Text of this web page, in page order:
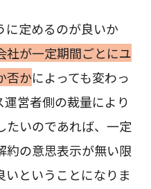
に定めるのが良いか
社が一定期間ごとにユ
否かによっても変わっ
営者側の裁量により
たいのであれば、一定
約の意思表示が無い限
いということになりま